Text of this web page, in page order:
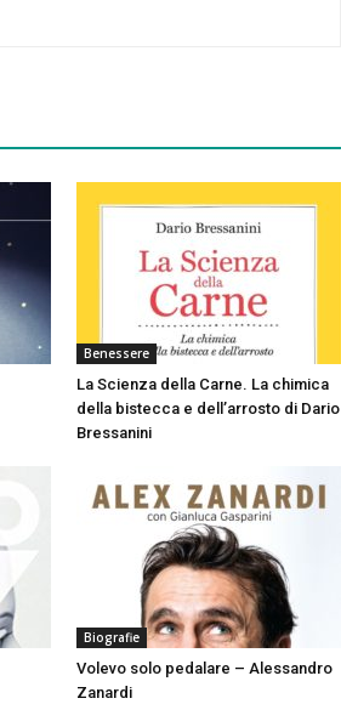
Benessere
La Scienza della Carne. La chimica
della bistecca e dell’arrosto di Dario
Bressanini
Biografie
Volevo solo pedalare – Alessandro
Zanardi